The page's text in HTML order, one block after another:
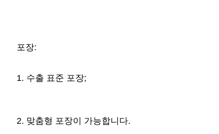
포장:
1. 수출 표준 포장;
2. 맞춤형 포장이 가능합니다.